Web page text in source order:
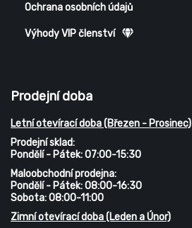
Ochrana osobních údajů
Výhody VIP členství
Prodejní doba
Letní otevírací doba (Březen - Prosinec)
Prodejní sklad:
Pondělí - Pátek: 07:00-15:30
Maloobchodní prodejna:
Pondělí - Pátek: 08:00-16:30
Sobota: 08:00-11:00
Zimní otevírací doba (Leden a Únor)